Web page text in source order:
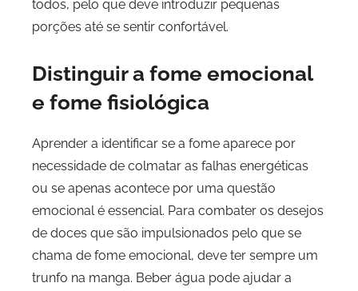
todos, pelo que deve introduzir pequenas
porções até se sentir confortável.
Distinguir a fome emocional
e fome fisiológica
Aprender a identificar se a fome aparece por
necessidade de colmatar as falhas energéticas
ou se apenas acontece por uma questão
emocional é essencial. Para combater os desejos
de doces que são impulsionados pelo que se
chama de fome emocional, deve ter sempre um
trunfo na manga. Beber água pode ajudar a